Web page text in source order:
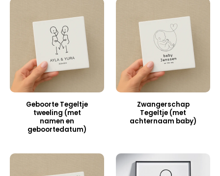
Geboorte Tegeltje
tweeling (met
namen en
geboortedatum)
Zwangerschap
Tegeltje (met
achternaam baby)